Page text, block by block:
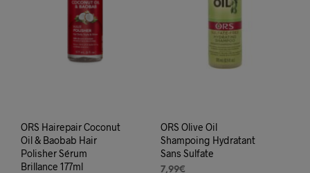
ORS Hairepair Coconut
Oil & Baobab Hair
Polisher Sérum
Brillance 177ml
ORS Olive Oil
Shampoing Hydratant
Sans Sulfate
7,99€